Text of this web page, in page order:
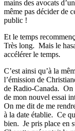
mains des avocats
même pas décider de
public !
Et le temps
Très long. Mais le
accélérer le temps.
C’est ainsi qu’à la
l’émission de
de Radio-Canada. On
de mon nouvel essai
On me dit de me
à la date établie. Ce
bien. Je pris place en